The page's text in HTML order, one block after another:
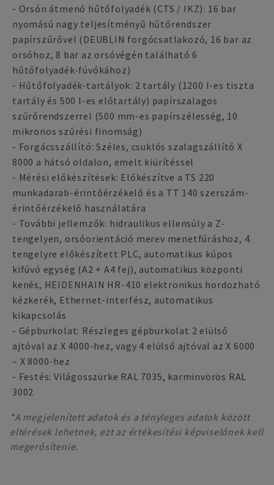
- Orsón átmenő hűtőfolyadék (CTS / IKZ): 16 bar
nyomású nagy teljesítményű hűtőrendszer
papírszűrővel (DEUBLIN forgócsatlakozó, 16 bar az
orsóhoz, 8 bar az orsóvégén található 6
hűtőfolyadék-fúvókához)
- Hűtőfolyadék-tartályok: 2 tartály (1200 l-es tiszta
tartály és 500 l-es előtartály) papírszalagos
szűrőrendszerrel (500 mm-es papírszélesség, 10
mikronos szűrési finomság)
- Forgácsszállító: Széles, csuklós szalagszállító X
8000 a hátsó oldalon, emelt kiürítéssel
- Mérési előkészítések: Előkészítve a TS 220
munkadarab-érintőérzékelő és a TT 140 szerszám-
érintőérzékelő használatára
- További jellemzők: hidraulikus ellensúly a Z-
tengelyen, orsóorientáció merev menetfúráshoz, 4.
tengelyre előkészített PLC, automatikus kúpos
kifúvó egység (A2 + A4 fej), automatikus központi
kenés, HEIDENHAIN HR-410 elektronikus hordozható
kézkerék, Ethernet-interfész, automatikus
kikapcsolás
- Gépburkolat: Részleges gépburkolat 2 elülső
ajtóval az X 4000-hez, vagy 4 elülső ajtóval az X 6000
– X 8000-hez
- Festés: Világosszürke RAL 7035, karminvörös RAL
3002
*A megjelenített adatok és a tényleges adatok között
eltérések lehetnek, ezt az értékesítési képviselőnek kell
megerősítenie.